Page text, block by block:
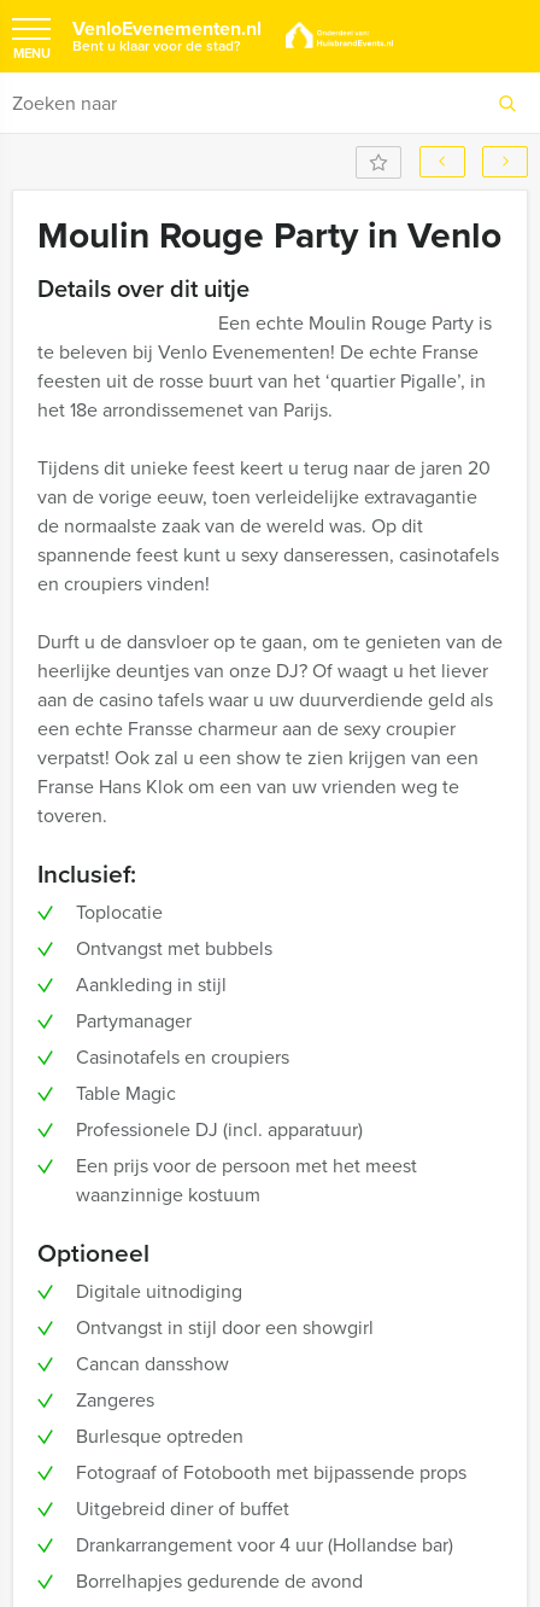
VenloEvenementen.nl
Bent u klaar voor de stad?
MENU
Moulin Rouge Party in Venlo
Details over dit uitje
Een echte Moulin Rouge Party is
te beleven bij Venlo Evenementen! De echte Franse
feesten uit de rosse buurt van het ‘quartier Pigalle’, in
het 18e arrondissemenet van Parijs.
Tijdens dit unieke feest keert u terug naar de jaren 20
van de vorige eeuw, toen verleidelijke extravagantie
de normaalste zaak van de wereld was. Op dit
spannende feest kunt u sexy danseressen, casinotafels
en croupiers vinden!
Durft u de dansvloer op te gaan, om te genieten van de
heerlijke deuntjes van onze DJ? Of waagt u het liever
aan de casino tafels waar u uw duurverdiende geld als
een echte Fransse charmeur aan de sexy croupier
verpatst! Ook zal u een show te zien krijgen van een
Franse Hans Klok om een van uw vrienden weg te
toveren.
Inclusief:
Toplocatie
Ontvangst met bubbels
Aankleding in stijl
Partymanager
Casinotafels en croupiers
Table Magic
Professionele DJ (incl. apparatuur)
Een prijs voor de persoon met het meest
waanzinnige kostuum
Optioneel
Digitale uitnodiging
Ontvangst in stijl door een showgirl
Cancan dansshow
Zangeres
Burlesque optreden
Fotograaf of Fotobooth met bijpassende props
Uitgebreid diner of buffet
Drankarrangement voor 4 uur (Hollandse bar)
Borrelhapjes gedurende de avond